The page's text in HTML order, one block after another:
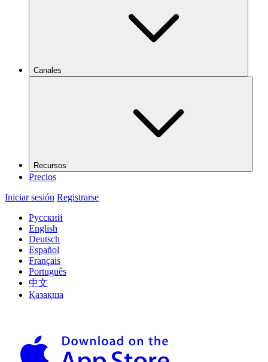
Canales
Recursos
Precios
Iniciar sesión Registrarse
Русский
English
Deutsch
Español
Français
Português
中文
Қазақша